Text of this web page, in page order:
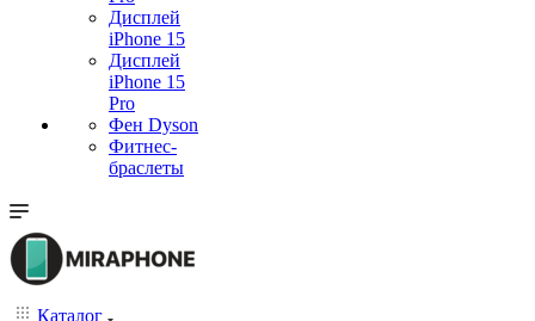
Дисплей
iPhone 15
Дисплей
iPhone 15
Pro
Фен Dyson
Фитнес-
браслеты
Каталог